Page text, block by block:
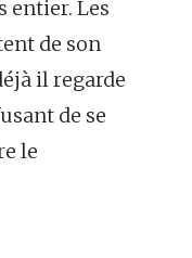
entier. Les
de son
il regarde
de se
le